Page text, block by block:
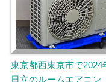
東京都西東京市で2024
日立のルームエアコン